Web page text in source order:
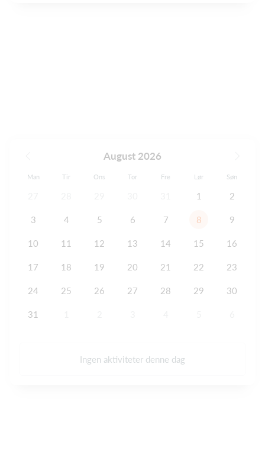
August 2026
Man Tir Ons Tor Fre Lør Søn
1 2
3 4 5 6 7 8 9
10 11 12 13 14 15 16
17 18 19 20 21 22 23
24 25 26 27 28 29 30
31
Ingen aktiviteter denne dag